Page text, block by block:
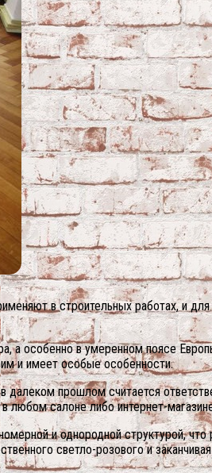
в строительных работах, и
а особенно в умеренном поясе
и имеет особые особенности.
далеком прошлом считается
любом салоне либо интернет-
и однородной структурой, что
светло-розового и